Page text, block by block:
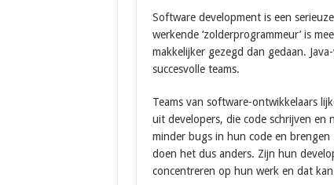
Software development is een
werkende ‘zolderprogrammeur’ is
makkelijker gezegd dan gedaan.
succesvolle teams.
Teams van software-ontwikkelaars
uit developers, die code schrijven en
minder bugs in hun code en brengen
doen het dus anders. Zijn hun
concentreren op hun werk en dat